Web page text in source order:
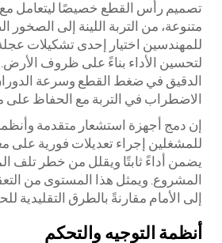
تصميم رأس القطع خصيصًا ليتعامل
متنوعة، من التربة اللينة إلى الصخور
للمهندسين اختيار إحدى تشكيلات
لتحسين الأداء بناءً على ظروف
الدقيق في ضغط القطع وسرعة
الاضطراب في التربة مع الحفاظ على
إن دمج أجهزة استشعار متقدمة
للمشغلين إجراء تعديلات فورية على
يضمن أداءً ثابتًا ويقلل من خطر تلف
المشروع. ويمثل هذا المستوى من
إلى الأمام مقارنةً بالطرق التقليدية
أنظمة التوجيه والتحكم